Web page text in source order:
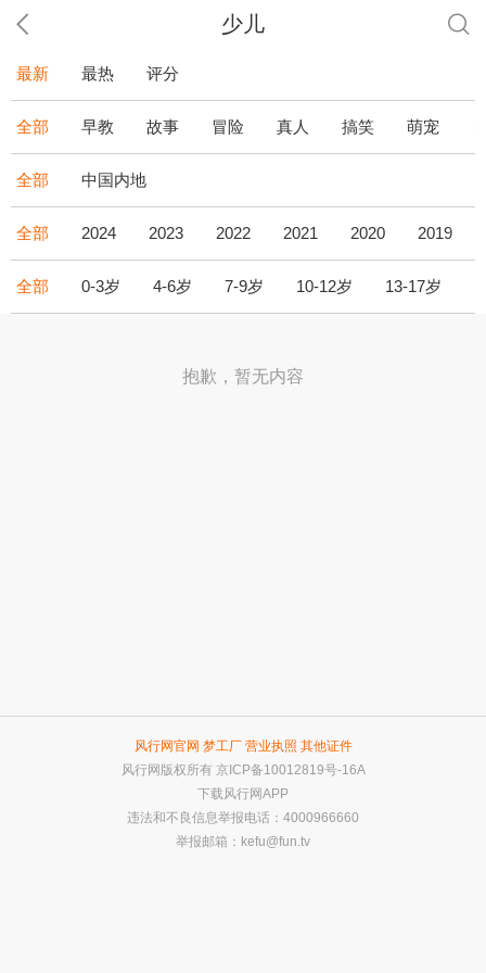
少儿
最新 最热 评分
全部 早教 故事 冒险 真人 搞笑 萌宠
全部 中国内地
全部 2024 2023 2022 2021 2020 2019
全部 0-3岁 4-6岁 7-9岁 10-12岁 13-17岁
抱歉，暂无内容
风行网官网 梦工厂 营业执照 其他证件
风行网版权所有 京ICP备10012819号-16A
下载风行网APP
违法和不良信息举报电话：4000966660
举报邮箱： kefu@fun.tv